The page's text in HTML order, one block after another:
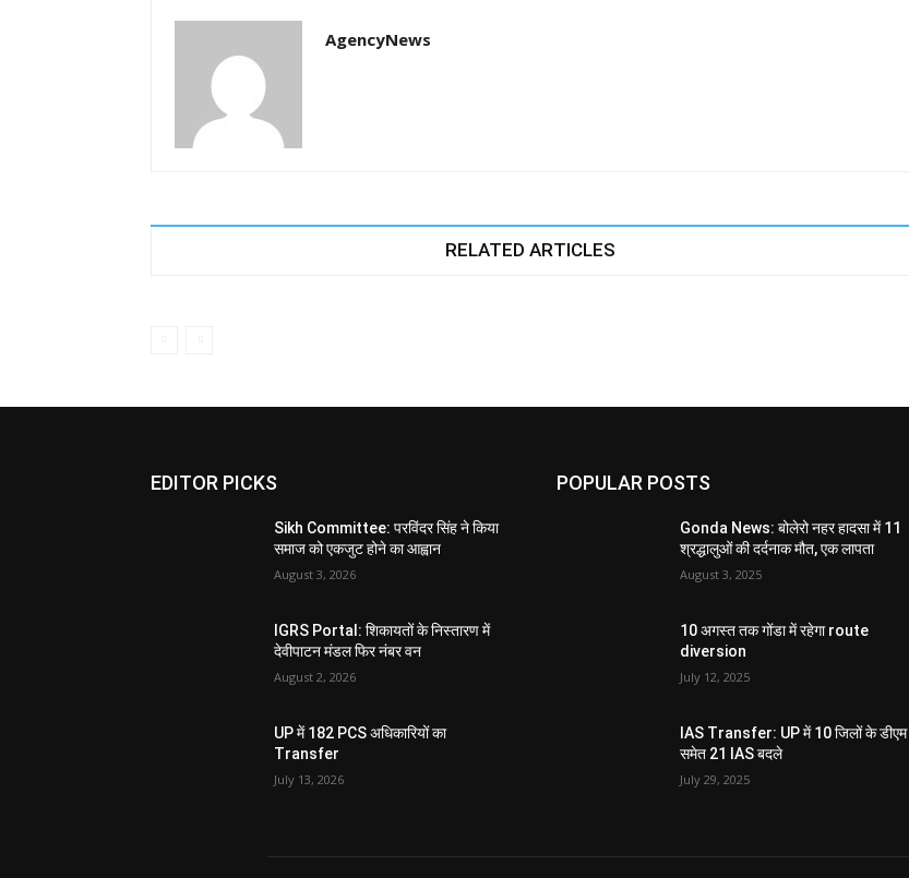
AgencyNews
RELATED ARTICLES
EDITOR PICKS
Sikh Committee: परविंदर सिंह ने किया
समाज को एकजुट होने का आह्वान
August 3, 2026
IGRS Portal: शिकायतों के निस्तारण में
देवीपाटन मंडल फिर नंबर वन
August 2, 2026
UP में 182 PCS अधिकारियों का
Transfer
July 13, 2026
POPULAR POSTS
Gonda News: बोलेरो नहर हादसा में 11
श्रद्धालुओं की दर्दनाक मौत, एक लापता
August 3, 2025
10 अगस्त तक गोंडा में रहेगा route
diversion
July 12, 2025
IAS Transfer: UP में 10 जिलों के डीएम
समेत 21 IAS बदले
July 29, 2025